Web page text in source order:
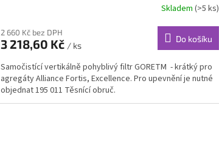
Skladem (>5 ks)
2 660 Kč bez DPH
3 218,60 Kč / ks
Do košíku
Samočistící vertikálně pohyblivý filtr GORETM - krátký pro
agregáty Alliance Fortis, Excellence. Pro upevnění je nutné
objednat 195 011 Těsnící obruč.